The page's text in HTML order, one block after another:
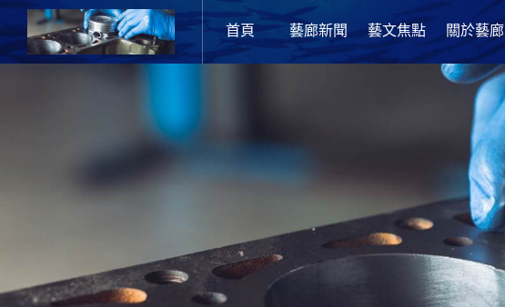
首頁 藝廊新聞 藝文焦點 關於藝廊